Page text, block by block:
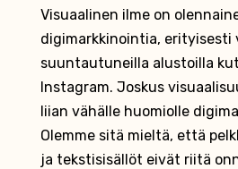
Visuaalinen ilme on
digimarkkinointia, erityisesti
suuntautuneilla alustoilla
Instagram. Joskus
liian vähälle huomiolle
Olemme sitä mieltä, että
ja tekstisisällöt eivät riitä